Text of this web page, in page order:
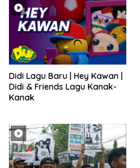
Didi Lagu Baru | Hey Kawan |
Didi & Friends Lagu Kanak-
Kanak